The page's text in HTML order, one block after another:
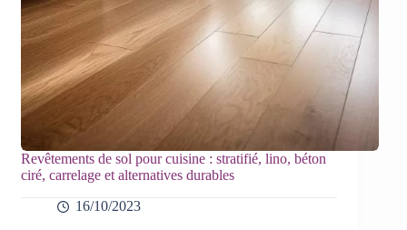
Revêtements de sol pour cuisine : stratifié, lino, béton
ciré, carrelage et alternatives durables
16/10/2023